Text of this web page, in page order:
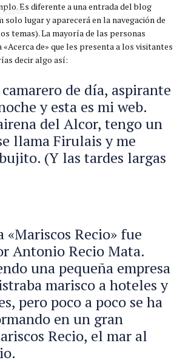
Es diferente a una entrada del blog
solo lugar y aparecerá en la navegación de
temas). La mayoría de las personas
«Acerca de» que les presenta a los visitantes
decir algo así:
de día, aspirante
y esta es mi web.
del Alcor, tengo un
llama Firulais y me
(Y las tardes largas
«Mariscos Recio» fue
Antonio Recio Mata.
una pequeña empresa
marisco a hoteles y
pero poco a poco se ha
en un gran
Recio, el mar al